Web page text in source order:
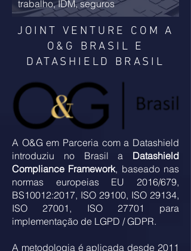
trabalho, IDM, seguros
JOINT VENTURE COM A
O&G BRASIL E
DATASHIELD BRASIL
A O&G em Parceria com a Datashield
introduziu no Brasil a Datashield
Compliance Framework, baseado nas
normas europeias EU 2016/679,
BS10012:2017, ISO 29100, ISO 29134,
ISO 27001, ISO 27701 para
implementação de LGPD / GDPR.
A metodologia é aplicada desde 2011